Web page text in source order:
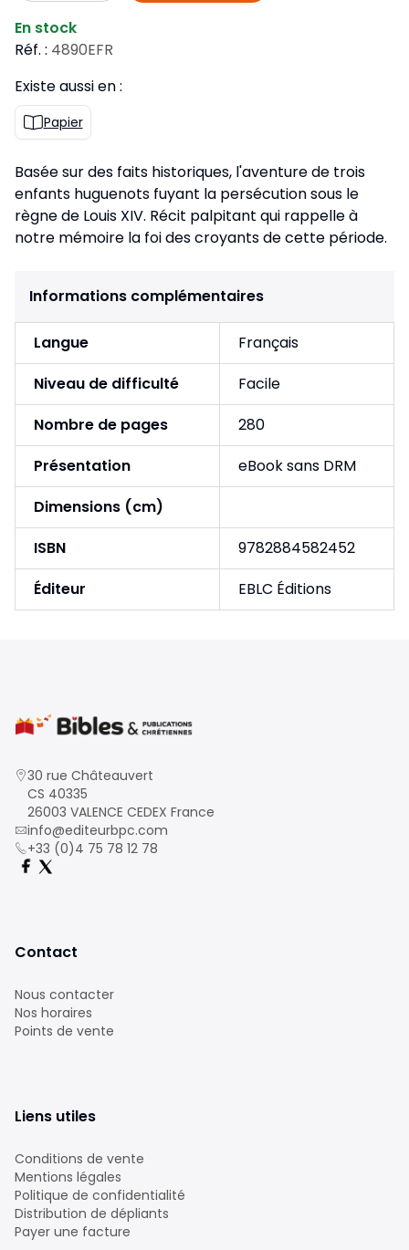
En stock
Réf. : 4890EFR
Existe aussi en :
Papier
Basée sur des faits historiques, l'aventure de trois
enfants huguenots fuyant la persécution sous le
règne de Louis XIV. Récit palpitant qui rappelle à
notre mémoire la foi des croyants de cette période.
Informations complémentaires
Langue
Français
Niveau de difficulté
Facile
Nombre de pages
280
Présentation
eBook sans DRM
Dimensions (cm)
ISBN
9782884582452
Éditeur
EBLC Éditions
30 rue Châteauvert
CS 40335
26003 VALENCE CEDEX France
info@editeurbpc.com
+33 (0)4 75 78 12 78
Contact
Nous contacter
Nos horaires
Points de vente
Liens utiles
Conditions de vente
Mentions légales
Politique de confidentialité
Distribution de dépliants
Payer une facture